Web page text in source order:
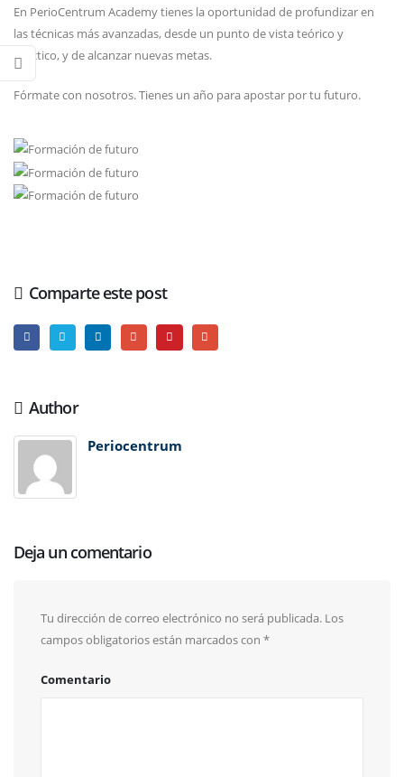
En PerioCentrum Academy tienes la oportunidad de profundizar en
las técnicas más avanzadas, desde un punto de vista teórico y
práctico, y de alcanzar nuevas metas.
Fórmate con nosotros. Tienes un año para apostar por tu futuro.
Comparte este post
Author
Periocentrum
Deja un comentario
Tu dirección de correo electrónico no será publicada. Los
campos obligatorios están marcados con *
Comentario